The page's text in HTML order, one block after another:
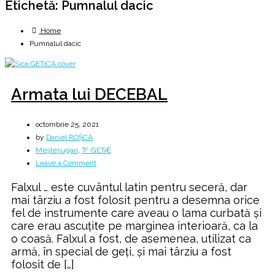
Etichetă: Pumnalul dacic
Home
Pumnalul dacic
Armata lui DECEBAL
octombrie 25, 2021
by Daniel ROȘCA
Meșteșugari, 🏹 GETÆ
Leave a Commenton
lui
DECEBAL
Falxul … este cuvântul latin pentru seceră, dar
mai târziu a fost folosit pentru a desemna orice
fel de instrumente care aveau o lama curbată și
care erau ascuțite pe marginea interioară, ca la
o coasă. Falxul a fost, de asemenea, utilizat ca
armă, în special de geți, și mai târziu a fost
folosit de […]